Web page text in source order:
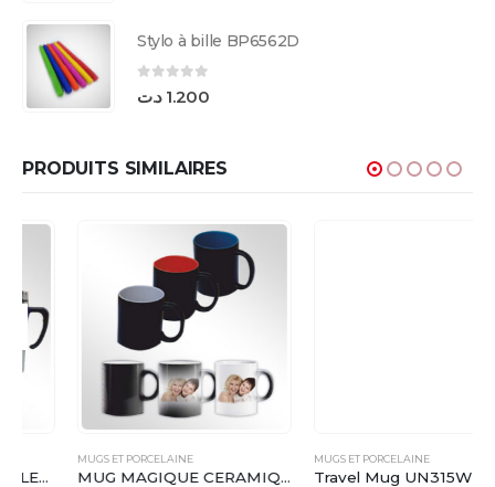
Stylo à bille BP6562D
sur 51.200 د.ت
PRODUITS SIMILAIRES
MUGS ET PORCELAINE
MUG MAGIQUE CERAMIQUE ROND ( 03 C ) – MAG10
MUGS ET PORCELAINE
Travel Mug UN315W